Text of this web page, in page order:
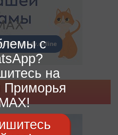
с
на
Приморья